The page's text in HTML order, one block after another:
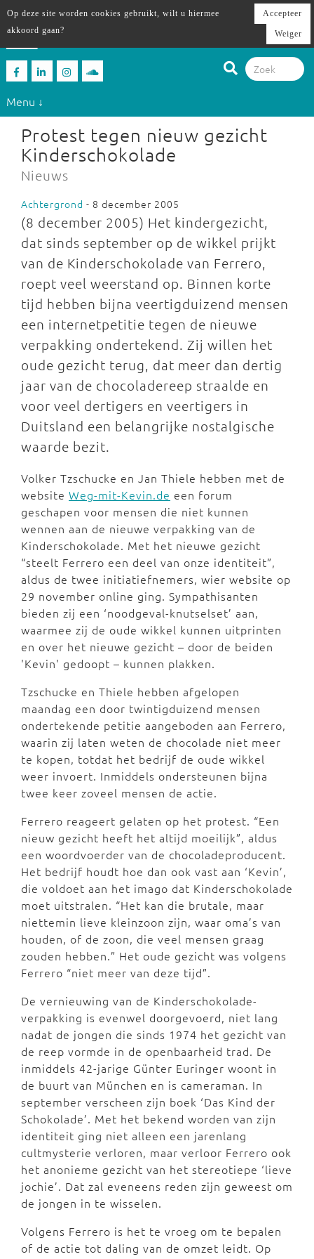
Menu ↓
Protest tegen nieuw gezicht
Kinderschokolade
Nieuws
Achtergrond - 8 december 2005
(8 december 2005) Het kindergezicht,
dat sinds september op de wikkel prijkt
van de Kinderschokolade van Ferrero,
roept veel weerstand op. Binnen korte
tijd hebben bijna veertigduizend mensen
een internetpetitie tegen de nieuwe
verpakking ondertekend. Zij willen het
oude gezicht terug, dat meer dan dertig
jaar van de chocoladereep straalde en
voor veel dertigers en veertigers in
Duitsland een belangrijke nostalgische
waarde bezit.
Volker Tzschucke en Jan Thiele hebben met de
website Weg-mit-Kevin.de een forum
geschapen voor mensen die niet kunnen
wennen aan de nieuwe verpakking van de
Kinderschokolade. Met het nieuwe gezicht
“steelt Ferrero een deel van onze identiteit”,
aldus de twee initiatiefnemers, wier website op
29 november online ging. Sympathisanten
bieden zij een ‘noodgeval-knutselset’ aan,
waarmee zij de oude wikkel kunnen uitprinten
en over het nieuwe gezicht – door de beiden
'Kevin' gedoopt – kunnen plakken.
Tzschucke en Thiele hebben afgelopen
maandag een door twintigduizend mensen
ondertekende petitie aangeboden aan Ferrero,
waarin zij laten weten de chocolade niet meer
te kopen, totdat het bedrijf de oude wikkel
weer invoert. Inmiddels ondersteunen bijna
twee keer zoveel mensen de actie.
Ferrero reageert gelaten op het protest. “Een
nieuw gezicht heeft het altijd moeilijk”, aldus
een woordvoerder van de chocoladeproducent.
Het bedrijf houdt hoe dan ook vast aan ‘Kevin’,
die voldoet aan het imago dat Kinderschokolade
moet uitstralen. “Het kan die brutale, maar
niettemin lieve kleinzoon zijn, waar oma’s van
houden, of de zoon, die veel mensen graag
zouden hebben.” Het oude gezicht was volgens
Ferrero “niet meer van deze tijd”.
De vernieuwing van de Kinderschokolade-
verpakking is evenwel doorgevoerd, niet lang
nadat de jongen die sinds 1974 het gezicht van
de reep vormde in de openbaarheid trad. De
inmiddels 42-jarige Günter Euringer woont in
de buurt van München en is cameraman. In
september verscheen zijn boek ‘Das Kind der
Schokolade’. Met het bekend worden van zijn
identiteit ging niet alleen een jarenlang
cultmysterie verloren, maar verloor Ferrero ook
het anonieme gezicht van het stereotiepe ‘lieve
jochie’. Dat zal eveneens reden zijn geweest om
de jongen in te wisselen.
Volgens Ferrero is het te vroeg om te bepalen
of de actie tot daling van de omzet leidt. Op
Op deze site worden cookies gebruikt, wilt u hiermee
akkoord gaan?
Accepteer
Weiger